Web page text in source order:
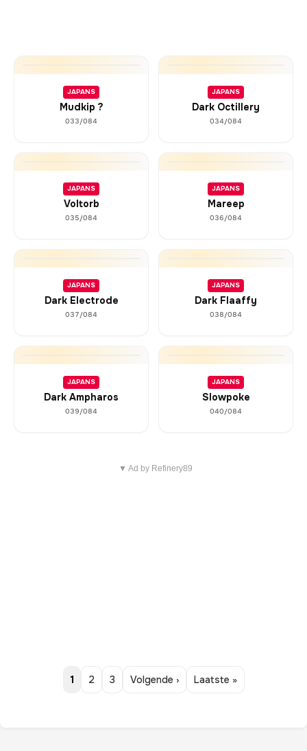
JAPANS
Mudkip ?
033/084
JAPANS
Dark Octillery
034/084
JAPANS
Voltorb
035/084
JAPANS
Mareep
036/084
JAPANS
Dark Electrode
037/084
JAPANS
Dark Flaaffy
038/084
JAPANS
Dark Ampharos
039/084
JAPANS
Slowpoke
040/084
▼ Ad by Refinery89
1 2 3 Volgende › Laatste »